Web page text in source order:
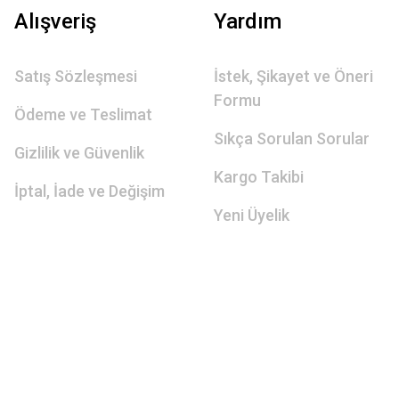
Alışveriş
Satış Sözleşmesi
Ödeme ve Teslimat
Gizlilik ve Güvenlik
İptal, İade ve Değişim
Yardım
İstek, Şikayet ve Öneri
Formu
Sıkça Sorulan Sorular
Kargo Takibi
Yeni Üyelik